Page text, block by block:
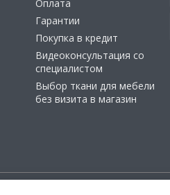
Оплата
Гарантии
Покупка в кредит
Видеоконсультация со
специалистом
Выбор ткани для мебели
без визита в магазин